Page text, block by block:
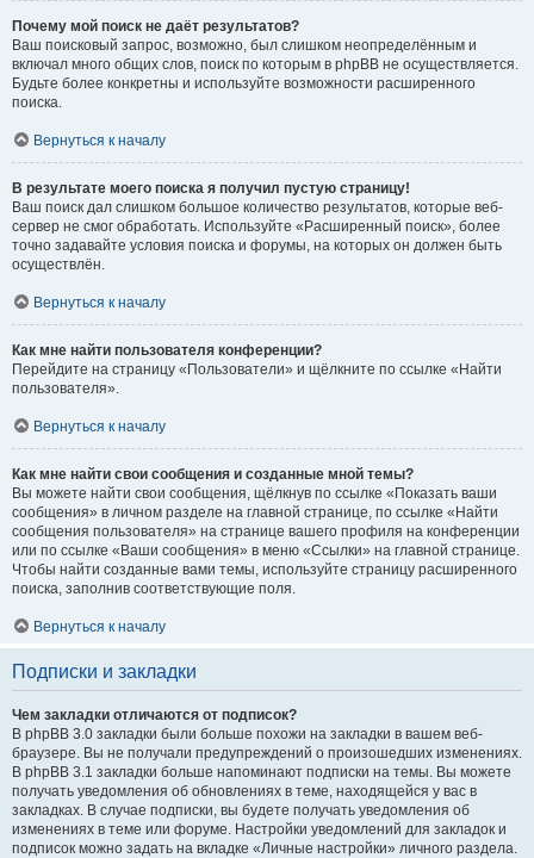
Почему мой поиск не даёт результатов?
Ваш поисковый запрос, возможно, был слишком неопределённым и
включал много общих слов, поиск по которым в phpBB не осуществляется.
Будьте более конкретны и используйте возможности расширенного
поиска.
Вернуться к началу
В результате моего поиска я получил пустую страницу!
Ваш поиск дал слишком большое количество результатов, которые веб-
сервер не смог обработать. Используйте «Расширенный поиск», более
точно задавайте условия поиска и форумы, на которых он должен быть
осуществлён.
Вернуться к началу
Как мне найти пользователя конференции?
Перейдите на страницу «Пользователи» и щёлкните по ссылке «Найти
пользователя».
Вернуться к началу
Как мне найти свои сообщения и созданные мной темы?
Вы можете найти свои сообщения, щёлкнув по ссылке «Показать ваши
сообщения» в личном разделе на главной странице, по ссылке «Найти
сообщения пользователя» на странице вашего профиля на конференции
или по ссылке «Ваши сообщения» в меню «Ссылки» на главной странице.
Чтобы найти созданные вами темы, используйте страницу расширенного
поиска, заполнив соответствующие поля.
Вернуться к началу
Подписки и закладки
Чем закладки отличаются от подписок?
В phpBB 3.0 закладки были больше похожи на закладки в вашем веб-
браузере. Вы не получали предупреждений о произошедших изменениях.
В phpBB 3.1 закладки больше напоминают подписки на темы. Вы можете
получать уведомления об обновлениях в теме, находящейся у вас в
закладках. В случае подписки, вы будете получать уведомления об
изменениях в теме или форуме. Настройки уведомлений для закладок и
подписок можно задать на вкладке «Личные настройки» личного раздела.